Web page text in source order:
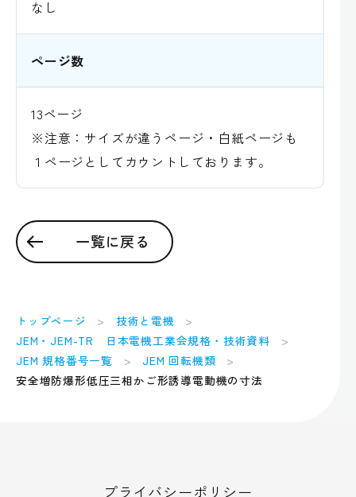
なし
ページ数
13ページ
※注意：サイズが違うページ・白紙ページも
１ページとしてカウントしております。
一覧に戻る
トップページ
技術と電機
JEM・JEM-TR 日本電機工業会規格・技術資料
JEM 規格番号一覧
JEM 回転機類
安全増防爆形低圧三相かご形誘導電動機の寸法
プライバシーポリシー